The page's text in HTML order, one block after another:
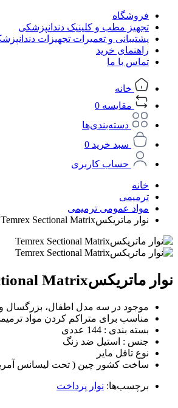
فروشگاه
تجهیز مطب و کلینیک دندانپزشکی
پشتیبانی و تعمیرات تجهیزات
راهنمای خرید
تماس با ما
خانه
مقایسه 0
دسته‌بندی‌ها
سبد خرید 0
حساب کاربری
خانه
ترمیمی
مواد عمومی ترمیمی
نوار ماتریکسTemrex Sectional Matrix
نوار ماتریکسTemrex Sectional Matrix
موجود در سه مدل اطفال، بزرگسال و
مناسب برای متراکم کردن مواد
بسته بندی : 144 عددی
جنس : استیل ضد زنگ
نوع تافل مایر
ساخت کشور چین ( تحت لیسانس
برچسب‌ها: نوار پرداخت